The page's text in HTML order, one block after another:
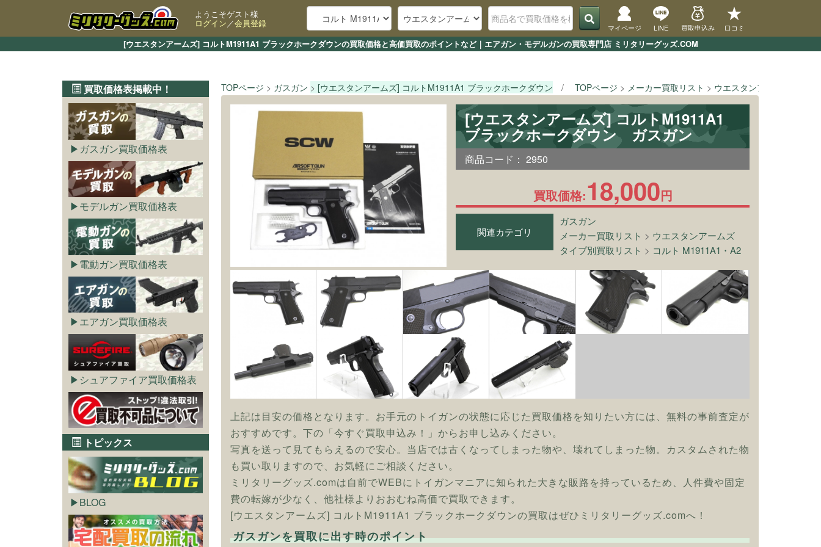
[ウエスタンアームズ] コルトM1911A1 ブラックホークダウンの買取価格と高価買取のポイントなど｜エアガン・モデルガンの買取専門店 ミリタリーグッズ.COM
ようこそゲスト様
ログイン／会員登録 マイページ LINE 買取申込み 口コミ
TOPページ ガスガン [ウエスタンアームズ] コルトM1911A1 ブラックホークダウン TOPページ メーカー買取リスト ウエスタンアームズ
[ウエスタンアームズ] コルトM1911A1
ブラックホークダウン ガスガン
商品コード： 2950
買取価格:18,000円
関連カテゴリ
ガスガン
メーカー買取リスト > ウエスタンアームズ
タイプ別買取リスト > コルト M1911A1・A2
上記は目安の価格となります。お手元のトイガンの状態に応じた買取価格を知りたい方には、無料の事前査定が
おすすめです。下の「今すぐ買取申込み！」からお申し込みください。
写真を送って見てもらえるので安心。当店では古くなってしまった物や、壊れてしまった物。カスタムされた物
も買い取りますので、お気軽にご相談ください。
ミリタリーグッズ.comは自前でWEBにトイガンマニアに知られた大きな販路を持っているため、人件費や固定
費の転嫁が少なく、他社様よりおおむね高価で買取できます。
[ウエスタンアームズ] コルトM1911A1 ブラックホークダウンの買取はぜひミリタリーグッズ.comへ！
ガスガンを買取に出す時のポイント
買取価格表掲載中！
ガスガン買取価格表
モデルガン買取価格表
電動ガン買取価格表
エアガン買取価格表
シュアファイア買取価格表
トピックス
BLOG